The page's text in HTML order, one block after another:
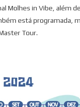
Molhes in Vibe, além
está programada,
Tour.